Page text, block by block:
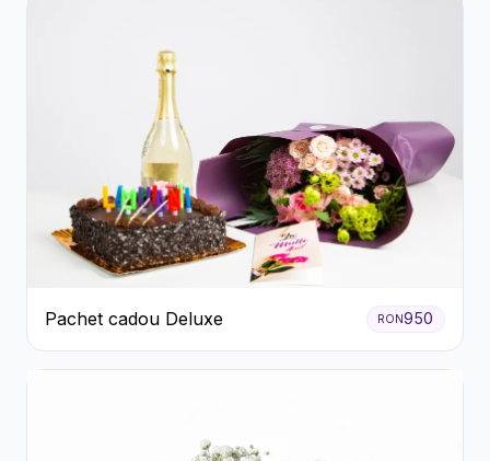
Pachet cadou Deluxe RON950